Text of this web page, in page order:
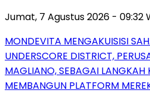
Jumat, 7 Agustus 2026 - 09:32
MONDEVITA MENGAKUISISI
UNDERSCORE DISTRICT,
MAGLIANO, SEBAGAI LANGKAH
MEMBANGUN PLATFORM